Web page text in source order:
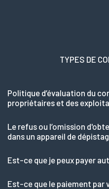
TYPES DE
Politique d’évaluation du
propriétaires et des
Le refus ou l’omission
dans un appareil de
Est-ce que je peux payer
Est-ce que le paiement par